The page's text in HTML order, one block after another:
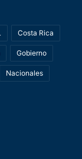
Costa Rica
Gobierno
Nacionales